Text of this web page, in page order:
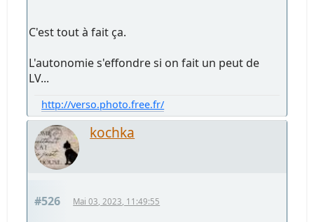
C'est tout à fait ça.
L'autonomie s'effondre si on fait un peut de
LV...
http://verso.photo.free.fr/
kochka
#526 Mai 03, 2023, 11:49:55